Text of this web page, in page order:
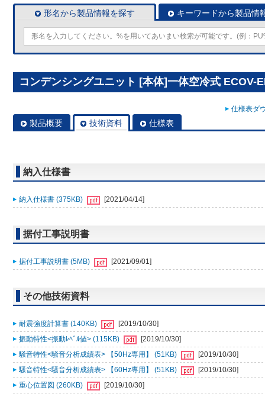
形名から製品情報を探す キーワードから製品情
コンデンシングユニット [本体]一体空冷式 ECOV-
仕様表ダ
製品概要 技術資料 仕様表
納入仕様書
納入仕様書 (375KB) [2021/04/14]
据付工事説明書
据付工事説明書 (5MB) [2021/09/01]
その他技術資料
耐震強度計算書 (140KB)
[2019/10/30]
振動特性<振動ﾚﾍﾞﾙ値> (115KB)
[2019/10/30]
騒音特性<騒音分析成績表> 【50Hz専用】 (51KB)
[2019/10/30]
騒音特性<騒音分析成績表> 【60Hz専用】 (51KB)
[2019/10/30]
重心位置図 (260KB)
[2019/10/30]